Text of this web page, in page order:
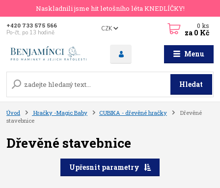
Naskladnili jsme hit letošního léta KNEDLÍČKY!
Menu
CZK
Hledat
+420 733 575 566
Po-čt, po 13 hodině
0ks
za 0 Kč
Úvod Hračky -Magic Baby CUBIKA - dřevěné hračky
Dřevěné
stavebnice
Dřevěné stavebnice
Upřesnit parametry